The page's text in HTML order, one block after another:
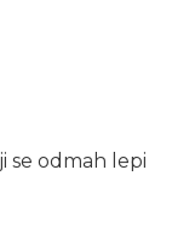
se odmah lepi